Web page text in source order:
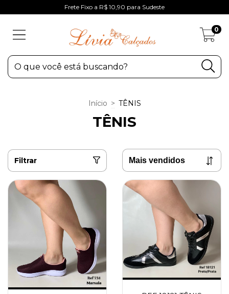
Frete Fixo a R$ 10,90 para Sudeste
0
Início > TÊNIS
TÊNIS
Filtrar